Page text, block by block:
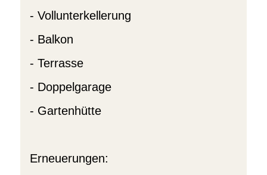
- Vollunterkellerung
- Balkon
- Terrasse
- Doppelgarage
- Gartenhütte
Erneuerungen: